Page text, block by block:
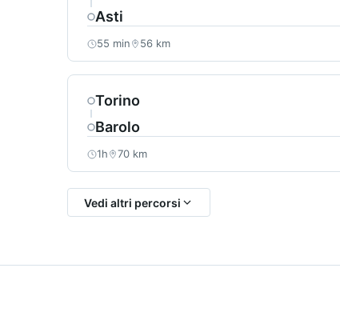
Asti
55 min 56 km
Torino
Barolo
1h 70 km
Vedi altri percorsi